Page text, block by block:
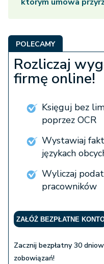
którym umowa
POLECAMY
Rozliczaj
firmę online!
Księguj bez
poprzez OCR
Wystawiaj
językach
Wyliczaj
pracowników
ZAŁÓŻ BEZPŁATNE
Zacznij bezpłatny 30
zobowiązań!